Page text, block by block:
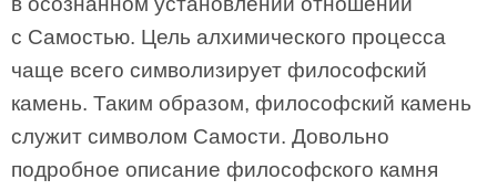
с Самостью. Цель алхимического процесса
чаще всего символизирует философский
камень. Таким образом, философский камень
служит символом Самости. Довольно
подробное описание философского камня